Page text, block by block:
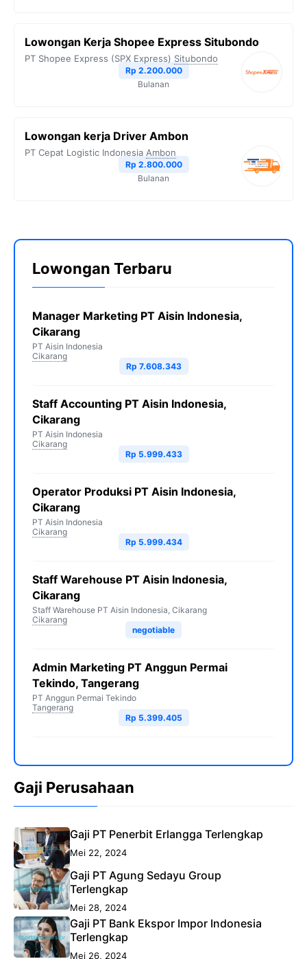
Lowongan Kerja Shopee Express Situbondo
PT Shopee Express (SPX Express) Situbondo
Rp 2.200.000
Bulanan
Lowongan kerja Driver Ambon
PT Cepat Logistic Indonesia Ambon
Rp 2.800.000
Bulanan
Lowongan Terbaru
Manager Marketing PT Aisin Indonesia,
Cikarang
PT Aisin Indonesia
Cikarang
Rp 7.608.343
Staff Accounting PT Aisin Indonesia,
Cikarang
PT Aisin Indonesia
Cikarang
Rp 5.999.433
Operator Produksi PT Aisin Indonesia,
Cikarang
PT Aisin Indonesia
Cikarang
Rp 5.999.434
Staff Warehouse PT Aisin Indonesia,
Cikarang
Staff Warehouse PT Aisin Indonesia, Cikarang
Cikarang
negotiable
Admin Marketing PT Anggun Permai
Tekindo, Tangerang
PT Anggun Permai Tekindo
Tangerang
Rp 5.399.405
Gaji Perusahaan
Gaji PT Penerbit Erlangga Terlengkap
Mei 22, 2024
Gaji PT Agung Sedayu Group
Terlengkap
Mei 28, 2024
Gaji PT Bank Ekspor Impor Indonesia
Terlengkap
Mei 26, 2024